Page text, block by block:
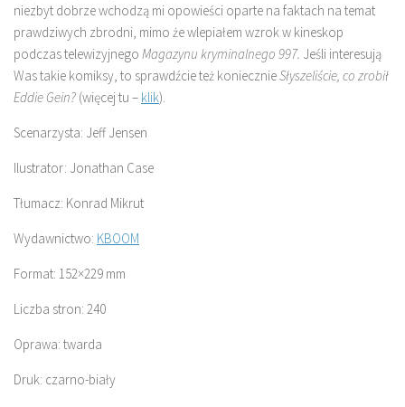
niezbyt dobrze wchodzą mi opowieści oparte na faktach na temat
prawdziwych zbrodni, mimo że wlepiałem wzrok w kineskop
podczas telewizyjnego Magazynu kryminalnego 997. Jeśli interesują
Was takie komiksy, to sprawdźcie też koniecznieSłyszeliście, co zrobił
Eddie Gein? (więcej tu – klik).
Scenarzysta: Jeff Jensen
Ilustrator: Jonathan Case
Tłumacz: Konrad Mikrut
Wydawnictwo: KBOOM
Format: 152×229 mm
Liczba stron: 240
Oprawa: twarda
Druk: czarno-biały